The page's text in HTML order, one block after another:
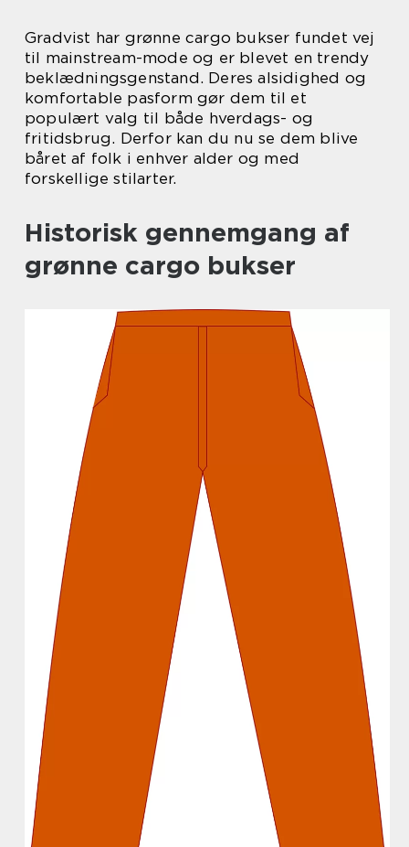
Gradvist har grønne cargo bukser fundet vej
til mainstream-mode og er blevet en trendy
beklædningsgenstand. Deres alsidighed og
komfortable pasform gør dem til et
populært valg til både hverdags- og
fritidsbrug. Derfor kan du nu se dem blive
båret af folk i enhver alder og med
forskellige stilarter.
Historisk gennemgang af
grønne cargo bukser